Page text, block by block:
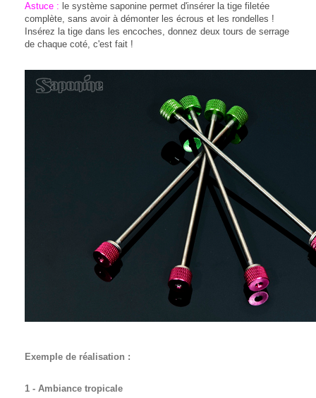
Astuce : le système saponine permet d'insérer la tige filetée
complète, sans avoir à démonter les écrous et les rondelles !
Insérez la tige dans les encoches, donnez deux tours de serrage
de chaque coté, c'est fait !
Exemple de réalisation :
1 - Ambiance tropicale